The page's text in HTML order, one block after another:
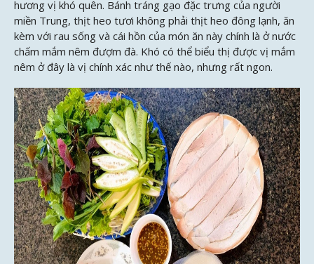
hương vị khó quên. Bánh tráng gạo đặc trưng của người
miền Trung, thịt heo tươi không phải thịt heo đông lạnh, ăn
kèm với rau sống và cái hồn của món ăn này chính là ở nước
chấm mắm nêm đượm đà. Khó có thể biểu thị được vị mắm
nêm ở đây là vị chính xác như thế nào, nhưng rất ngon.